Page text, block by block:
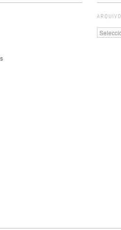
ARQUIVO
Arquivo